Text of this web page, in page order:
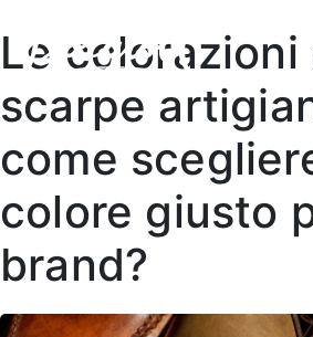
Le colorazioni
scarpe
come
colore giusto
brand?